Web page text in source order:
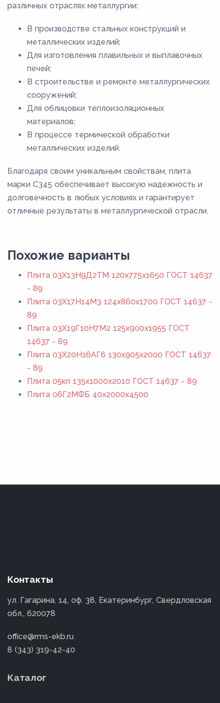
различных отраслях металлургии:
В производстве стальных конструкций и
металлических изделий;
Для изготовления плавильных и выплавочных
печей;
В строительстве и ремонте металлургических
сооружений;
Для облицовки теплоизоляционных
материалов;
В процессе термической обработки
металлических изделий.
Благодаря своим уникальным свойствам, плита
марки С345 обеспечивает высокую надежность и
долговечность в любых условиях и гарантирует
отличные результаты в металлургической отрасли.
Похожие варианты
Плита 03Х13Н9Д2ТМ 120x775x1650 ГОСТ 14637
- 89
Плита 03Х17Н14М3 124x860x1700 ГОСТ 14637 -
89
Плита 03Х19Г10Н7М2 125x900x1955 ГОСТ
14637 - 89
Плита 03Х20Н16АГ6 130x905x2000 ГОСТ 14637
- 89
Плита 05кп 135x1000x2010 ГОСТ 14637 - 89
Плита 06Г2МФБ 40x2000x4500
Контакты
ул. Гагарина, 14, оф. 38, Екатеринбург, Свердловская
обл., 620078
office@rms-ekb.ru
8 (343) 319-42-40
Каталог